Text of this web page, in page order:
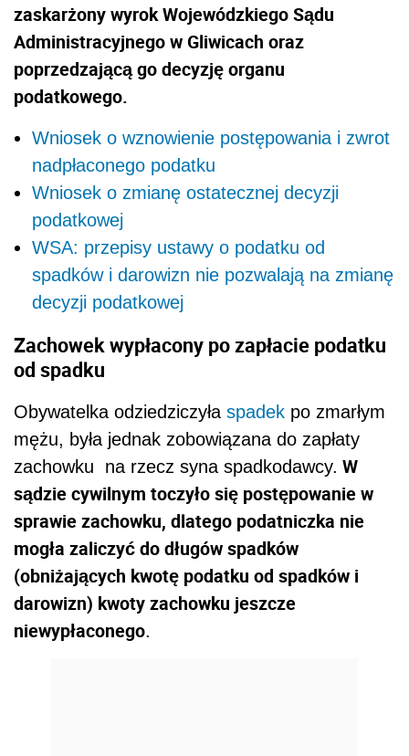
zaskarżony wyrok Wojewódzkiego Sądu
Administracyjnego w Gliwicach oraz
poprzedzającą go decyzję organu
podatkowego.
Wniosek o wznowienie postępowania i zwrot
nadpłaconego podatku
Wniosek o zmianę ostatecznej decyzji
podatkowej
WSA: przepisy ustawy o podatku od
spadków i darowizn nie pozwalają na zmianę
decyzji podatkowej
Zachowek wypłacony po zapłacie podatku
od spadku
Obywatelka odziedziczyła spadek po zmarłym
mężu, była jednak zobowiązana do zapłaty
zachowku na rzecz syna spadkodawcy. W
sądzie cywilnym toczyło się postępowanie w
sprawie zachowku, dlatego podatniczka nie
mogła zaliczyć do długów spadków
(obniżających kwotę podatku od spadków i
darowizn) kwoty zachowku jeszcze
niewypłaconego.